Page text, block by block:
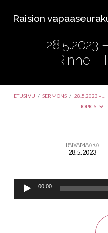
Raision
28.5.2023
Rinne –
ETUSIVU / SERMONS / 28.5.2023 –…
TOPICS
Arja
Hellén-
PÄIVÄMÄÄRÄ
28.5.2023
Äänitoistin00:00